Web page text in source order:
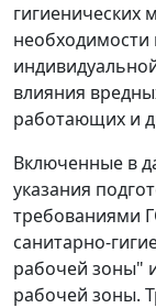
гигиенических
необходимости
влияния
работающих и
Включенные в
указания
требованиями
санитарно-
рабочей зоны"
рабочей зоны.